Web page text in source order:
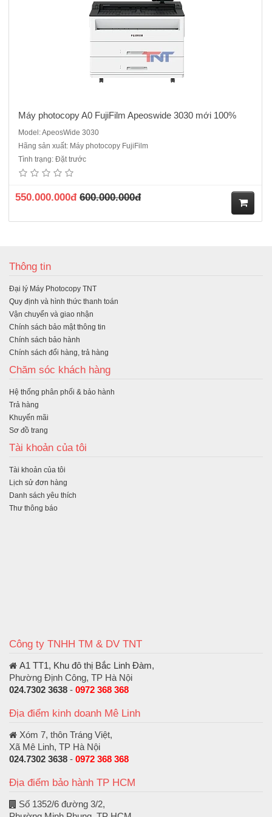
Máy photocopy A0 FujiFilm Apeoswide 3030 mới 100%
Model: ApeosWide 3030
Hãng sản xuất: Máy photocopy FujiFilm
Tình trạng: Đặt trước
550.000.000đ 600.000.000đ
Thông tin
Đại lý Máy Photocopy TNT
Quy định và hình thức thanh toán
Vận chuyển và giao nhận
Chính sách bảo mật thông tin
Chính sách bảo hành
Chính sách đổi hàng, trả hàng
Chăm sóc khách hàng
Hệ thống phân phối & bảo hành
Trả hàng
Khuyến mãi
Sơ đồ trang
Tài khoản của tôi
Tài khoản của tôi
Lịch sử đơn hàng
Danh sách yêu thích
Thư thông báo
Công ty TNHH TM & DV TNT
A1 TT1, Khu đô thị Bắc Linh Đàm,
Phường Định Công, TP Hà Nội
024.7302 3638 - 0972 368 368
Địa điểm kinh doanh Mê Linh
Xóm 7, thôn Tráng Việt,
Xã Mê Linh, TP Hà Nội
024.7302 3638 - 0972 368 368
Địa điểm bảo hành TP HCM
Số 1352/6 đường 3/2,